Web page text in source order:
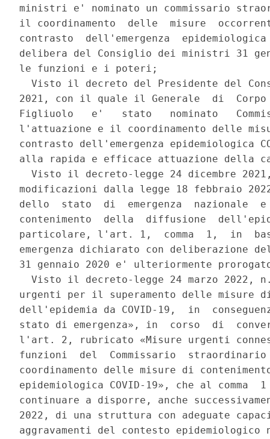
ministri e' nominato un commissario
il coordinamento  delle  misure
contrasto  dell'emergenza
delibera del Consiglio dei ministri 31
le funzioni e i poteri;
Visto il decreto del Presidente del
2021, con il quale il Generale  di  Corpo
Figliuolo   e'   stato   nominato
l'attuazione e il coordinamento delle
contrasto dell'emergenza epidemiologica
alla rapida e efficace attuazione della
Visto il decreto-legge 24 dicembre
modificazioni dalla legge 18 febbraio
dello  stato  di  emergenza
contenimento  della  diffusione
particolare, l'art. 1,  comma  1,  in
emergenza dichiarato con deliberazione
31 gennaio 2020 e' ulteriormente
Visto il decreto-legge 24 marzo 2022,
urgenti per il superamento delle
dell'epidemia da COVID-19,  in
stato di emergenza», in  corso  di
l'art. 2, rubricato «Misure urgenti
funzioni  del  Commissario
coordinamento delle misure di
epidemiologica COVID-19», che al
continuare a disporre, anche
2022, di una struttura con adeguate
aggravamenti del contesto